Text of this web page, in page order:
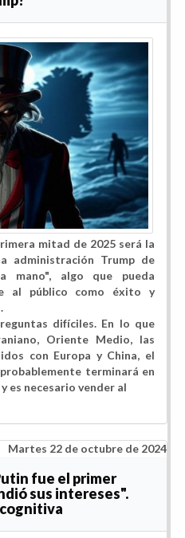
mitad de 2025 será la
administración Trump de
mano", algo que pueda
al público como éxito y
difíciles. En lo que
Oriente Medio, las
con Europa y China, el
terminará en
es necesario vender al
Martes 22 de octubre de 2024
fue el primer
sus intereses".